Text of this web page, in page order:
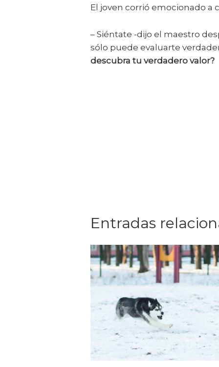
El joven corrió emocionado a
– Siéntate -dijo el maestro
sólo puede evaluarte
descubra tu verdadero valor?
Entradas